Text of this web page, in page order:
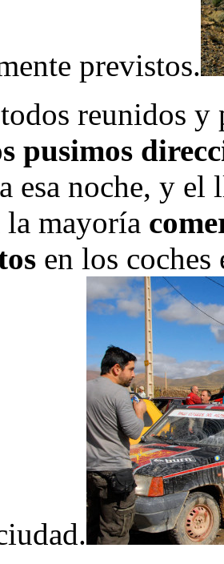
previstos.
reunidos
pusimos
esa noche, y
mayoría
en los